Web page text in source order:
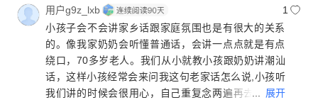
用户g9z_lxb
1
小孩子会不会讲家乡话跟家庭氛围也是有很大的关系
的。像我家奶奶会听懂普通话，会讲一点点就是有点
绕口，70多岁老人。我们从小就教小孩跟奶奶讲潮汕
话，这样小孩经常会来问我这句老家话怎么说,小孩听
我们讲的时候会很用心，自己重复念两遍再去跟奶奶
展开